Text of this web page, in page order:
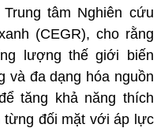
tâm Nghiên cứu
(CEGR), cho rằng
lượng thế giới biến
và đa dạng hóa nguồn
tăng khả năng thích
từng đối mặt với áp lực